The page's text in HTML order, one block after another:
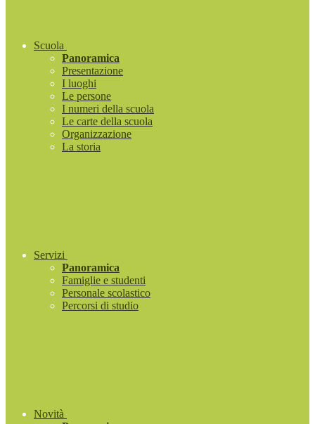
Scuola
Panoramica
Presentazione
I luoghi
Le persone
I numeri della scuola
Le carte della scuola
Organizzazione
La storia
Servizi
Panoramica
Famiglie e studenti
Personale scolastico
Percorsi di studio
Novità